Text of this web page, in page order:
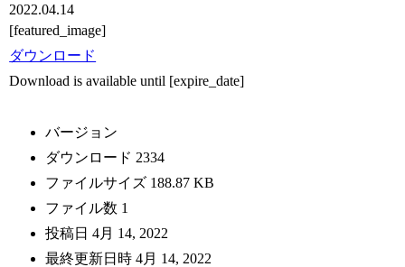
2022.04.14
[featured_image]
ダウンロード
Download is available until [expire_date]
バージョン
ダウンロード 2334
ファイルサイズ 188.87 KB
ファイル数 1
投稿日4月 14, 2022
最終更新日時4月 14, 2022